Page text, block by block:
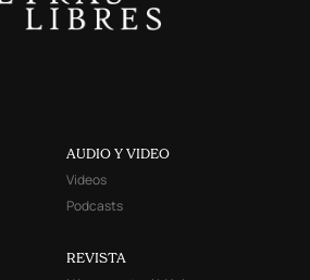
AUDIO Y VIDEO
Videos
Podcasts
REVISTA